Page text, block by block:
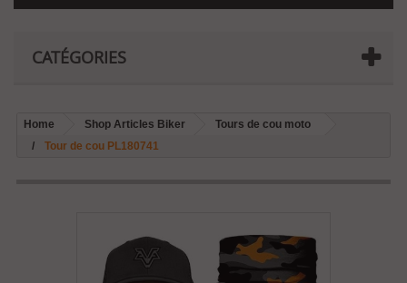
CATÉGORIES
Home Shop Articles Biker
Tours de cou moto
Tour de cou PL180741